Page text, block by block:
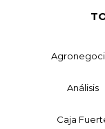
Análisis
Caja